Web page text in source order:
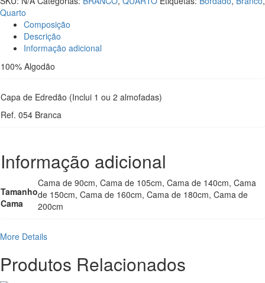
Quarto
Composição
Descrição
Informação adicional
100% Algodão
Capa de Edredão (Inclui 1 ou 2 almofadas)
Ref. 054 Branca
Informação adicional
Tamanho
Cama
Cama de 90cm, Cama de 105cm, Cama de 140cm, Cama
de 150cm, Cama de 160cm, Cama de 180cm, Cama de
200cm
More Details
Produtos Relacionados